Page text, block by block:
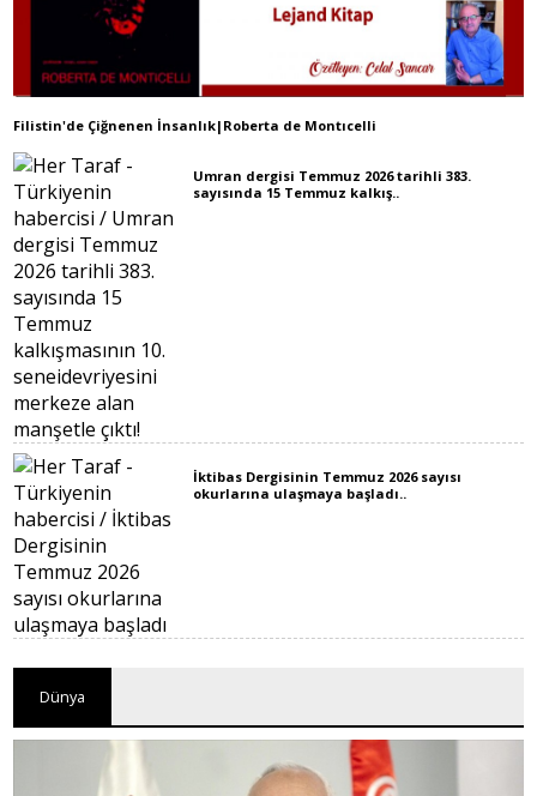
Filistin'de Çiğnenen İnsanlık|Roberta de Montıcelli
Umran dergisi Temmuz 2026 tarihli 383.
sayısında 15 Temmuz kalkış..
İktibas Dergisinin Temmuz 2026 sayısı
okurlarına ulaşmaya başladı..
Dünya